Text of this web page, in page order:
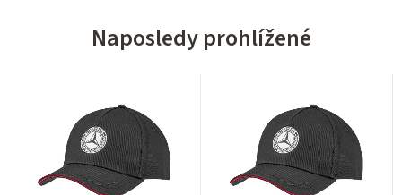
Naposledy prohlížené